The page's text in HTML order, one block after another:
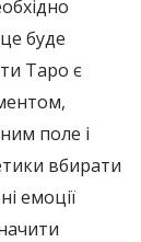
буде
Таро є
поле і
вбирати
емоції